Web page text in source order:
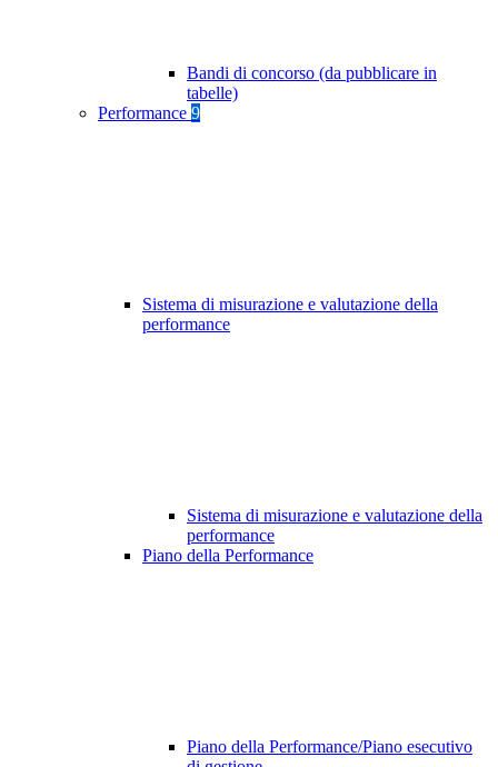
Bandi di concorso (da pubblicare in
tabelle)
Performance 9
Sistema di misurazione e valutazione della
performance
Sistema di misurazione e valutazione della
performance
Piano della Performance
Piano della Performance/Piano esecutivo